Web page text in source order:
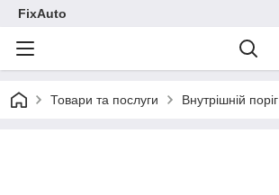
FixAuto
Товари та послуги Внутрішній поріг